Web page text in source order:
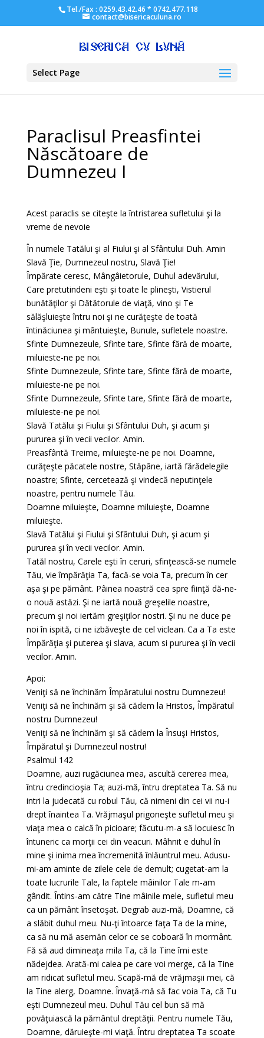
Tel./Fax : 0259.43.42.46 * 0742.477.118
contact@bisericaculuna.ro
Select Page
Paraclisul Preasfintei
Născătoare de
Dumnezeu I
Acest paraclis se citeşte la întristarea sufletului şi la
vreme de nevoie
În numele Tatălui şi al Fiului şi al Sfântului Duh. Amin
Slavă Ţie, Dumnezeul nostru, Slavă Ţie!
Împărate ceresc, Mângâietorule, Duhul adevărului,
Care pretutindeni eşti şi toate le plineşti, Vistierul
bunătăţilor şi Dătătorule de viaţă, vino şi Te
sălăşluieşte întru noi şi ne curăţeşte de toată
întinăciunea şi mântuieşte, Bunule, sufletele noastre.
Sfinte Dumnezeule, Sfinte tare, Sfinte fără de moarte,
miluieste-ne pe noi.
Sfinte Dumnezeule, Sfinte tare, Sfinte fără de moarte,
miluieste-ne pe noi.
Sfinte Dumnezeule, Sfinte tare, Sfinte fără de moarte,
miluieste-ne pe noi.
Slavă Tatălui şi Fiului şi Sfântului Duh, şi acum şi
pururea şi în vecii vecilor. Amin.
Preasfântă Treime, miluieşte-ne pe noi. Doamne,
curăţeşte păcatele nostre, Stăpâne, iartă fărădelegile
noastre; Sfinte, cercetează şi vindecă neputinţele
noastre, pentru numele Tău.
Doamne miluieşte, Doamne miluieşte, Doamne
miluieşte.
Slavă Tatălui şi Fiului şi Sfântului Duh, şi acum şi
pururea şi în vecii vecilor. Amin.
Tatăl nostru, Carele eşti în ceruri, sfinţească-se numele
Tău, vie împărăţia Ta, facă-se voia Ta, precum în cer
aşa şi pe pământ. Pâinea noastră cea spre fiinţă dă-ne-
o nouă astăzi. Şi ne iartă nouă greşelile noastre,
precum şi noi iertăm greşiţilor nostri. Şi nu ne duce pe
noi în ispită, ci ne izbăveşte de cel viclean. Ca a Ta este
Împărăţia şi puterea şi slava, acum si pururea şi în vecii
vecilor. Amin.
Apoi:
Veniţi să ne închinăm Împăratului nostru Dumnezeu!
Veniţi să ne închinăm şi să cădem la Hristos, Împăratul
nostru Dumnezeu!
Veniţi să ne închinăm şi să cădem la Însuşi Hristos,
Împăratul şi Dumnezeul nostru!
Psalmul 142
Doamne, auzi rugăciunea mea, ascultă cererea mea,
întru credincioşia Ta; auzi-mă, întru dreptatea Ta. Să nu
intri la judecată cu robul Tău, că nimeni din cei vii nu-i
drept înaintea Ta. Vrăjmaşul prigoneşte sufletul meu şi
viaţa mea o calcă în picioare; făcutu-m-a să locuiesc în
întuneric ca morţii cei din veacuri. Mâhnit e duhul în
mine şi inima mea încremenită înlăuntrul meu. Adusu-
mi-am aminte de zilele cele de demult; cugetat-am la
toate lucrurile Tale, la faptele mâinilor Tale m-am
gândit. Întins-am către Tine mâinile mele, sufletul meu
ca un pământ însetoşat. Degrab auzi-mă, Doamne, că
a slăbit duhul meu. Nu-ţi întoarce faţa Ta de la mine,
ca să nu mă asemăn celor ce se coboară în mormânt.
Fă să aud dimineaţa mila Ta, că la Tine îmi este
nădejdea. Arată-mi calea pe care voi merge, că la Tine
am ridicat sufletul meu. Scapă-mă de vrăjmaşii mei, că
la Tine alerg, Doamne. Învaţă-mă să fac voia Ta, că Tu
eşti Dumnezeul meu. Duhul Tău cel bun să mă
povăţuiască la pământul dreptăţii. Pentru numele Tău,
Doamne, dăruieşte-mi viaţă. Întru dreptatea Ta scoate